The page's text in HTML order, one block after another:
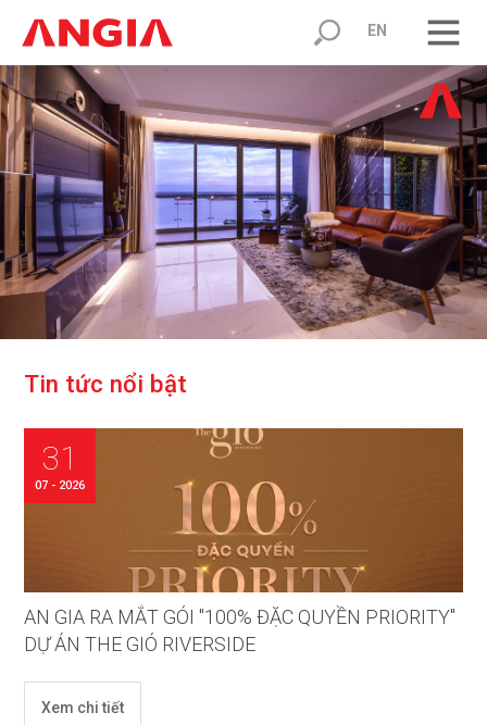
EN
Tin tức nổi bật
31
07 - 2026
AN GIA RA MẮT GÓI "100% ĐẶC QUYỀN PRIORITY"
DỰ ÁN THE GIÓ RIVERSIDE
Xem chi tiết